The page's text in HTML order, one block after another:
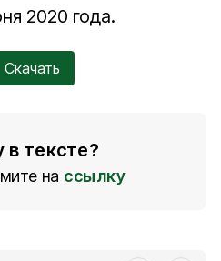
2020 года.
Скачать
тексте?
на ссылку